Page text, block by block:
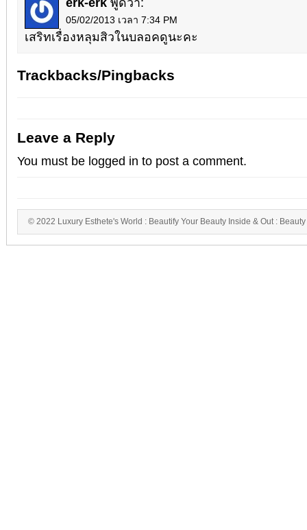
erk-erk พูดว่า:
05/02/2013 เวลา 7:34 PM
เสริทเรื่องหลุมสิวในบลอคดูนะคะ
Trackbacks/Pingbacks
Leave a Reply
You must be logged in to post a comment.
© 2022 Luxury Esthete's World : Beautify Your Beauty Inside & Out :